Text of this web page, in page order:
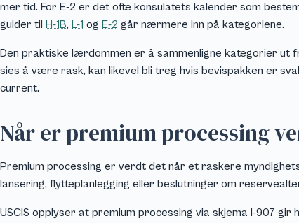
mer tid. For E-2 er det ofte konsulatets kalender som
guider til H-1B, L-1 og E-2 går nærmere inn på kategoriene.
Den praktiske lærdommen er å sammenligne kategorier ut
sies å være rask, kan likevel bli treg hvis bevispakken er
current.
Når er premium processing
Premium processing er verdt det når et raskere
lansering, flytteplanlegging eller beslutninger om
USCIS opplyser at premium processing via skjema I-907 gir